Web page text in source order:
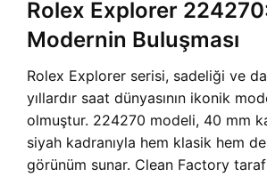
Rolex Explorer
Modernin Buluşması
Rolex Explorer serisi, sadeliği ve
yıllardır saat dünyasının ikonik
olmuştur. 224270 modeli, 40 mm
siyah kadranıyla hem klasik hem
görünüm sunar. Clean Factory